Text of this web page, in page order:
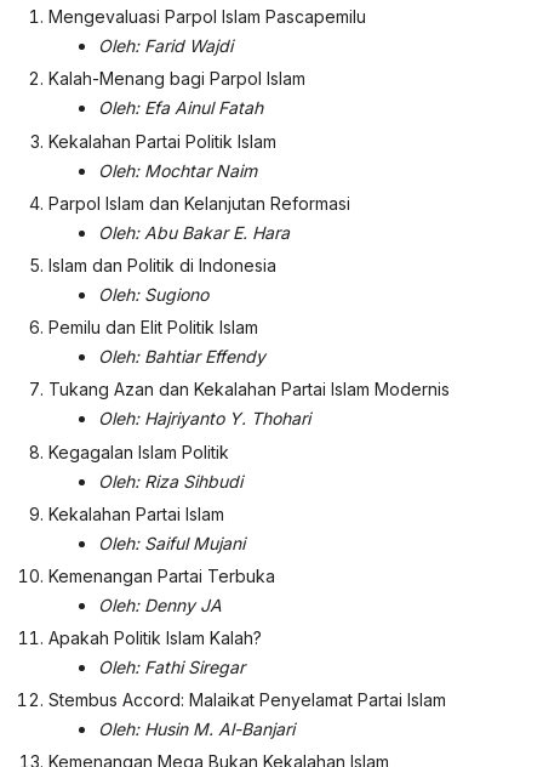
Mengevaluasi Parpol Islam Pascapemilu
Oleh: Farid Wajdi
Kalah-Menang bagi Parpol Islam
Oleh: Efa Ainul Fatah
Kekalahan Partai Politik Islam
Oleh: Mochtar Naim
Parpol Islam dan Kelanjutan Reformasi
Oleh: Abu Bakar E. Hara
Islam dan Politik di Indonesia
Oleh: Sugiono
Pemilu dan Elit Politik Islam
Oleh: Bahtiar Effendy
Tukang Azan dan Kekalahan Partai Islam Modernis
Oleh: Hajriyanto Y. Thohari
Kegagalan Islam Politik
Oleh: Riza Sihbudi
Kekalahan Partai Islam
Oleh: Saiful Mujani
Kemenangan Partai Terbuka
Oleh: Denny JA
Apakah Politik Islam Kalah?
Oleh: Fathi Siregar
Stembus Accord: Malaikat Penyelamat Partai Islam
Oleh: Husin M. Al-Banjari
Kemenangan Mega Bukan Kekalahan Islam